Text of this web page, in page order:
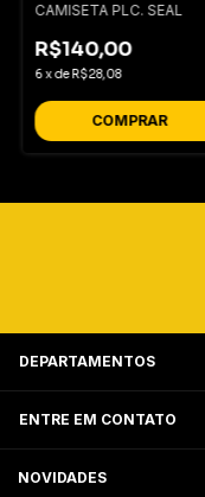
CAMISETA PLC. SEAL
R$140,00
6xde R$28,08
COMPRAR
DEPARTAMENTOS
ENTRE EM CONTATO
NOVIDADES